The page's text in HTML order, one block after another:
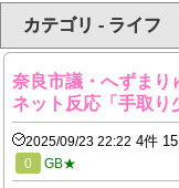
カテゴリ - ライフ
奈良市議・へずま
ネット反応「手取り
2025/09/23 22:22 4件
0 GB★